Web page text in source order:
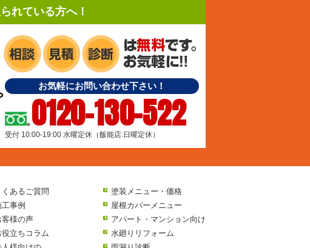
れている方へ！
お気軽にお問い合わせ下さい！
0120-130-522
受付 10:00-19:00 水曜定休（飯能店:日曜定休）
くあるご質問
事例
客様の声
役立ちコラム
塗装メニュー・価格
屋根カバーメニュー
アパート・マンション向け
水廻りリフォーム